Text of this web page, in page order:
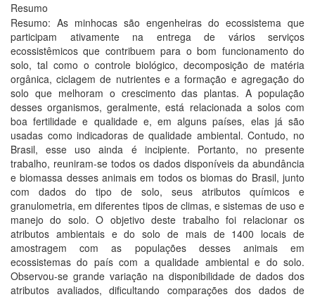
Resumo
Resumo: As minhocas são engenheiras do ecossistema que
participam ativamente na entrega de vários serviços
ecossistêmicos que contribuem para o bom funcionamento do
solo, tal como o controle biológico, decomposição de matéria
orgânica, ciclagem de nutrientes e a formação e agregação do
solo que melhoram o crescimento das plantas. A população
desses organismos, geralmente, está relacionada a solos com
boa fertilidade e qualidade e, em alguns países, elas já são
usadas como indicadoras de qualidade ambiental. Contudo, no
Brasil, esse uso ainda é incipiente. Portanto, no presente
trabalho, reuniram-se todos os dados disponíveis da abundância
e biomassa desses animais em todos os biomas do Brasil, junto
com dados do tipo de solo, seus atributos químicos e
granulometria, em diferentes tipos de climas, e sistemas de uso e
manejo do solo. O objetivo deste trabalho foi relacionar os
atributos ambientais e do solo de mais de 1400 locais de
amostragem com as populações desses animais em
ecossistemas do país com a qualidade ambiental e do solo.
Observou-se grande variação na disponibilidade de dados dos
atributos avaliados, dificultando comparações dos dados de